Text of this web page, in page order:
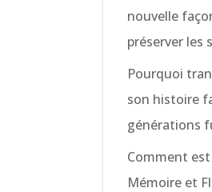
nouvelle
préserver les
Pourquoi
son histoire
générations
Comment
Mémoire et